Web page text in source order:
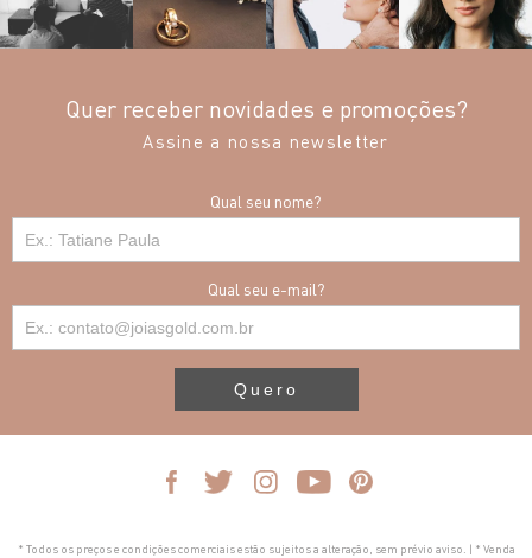
Quer receber novidades e promoções?
Assine a nossa newsletter
Qual seu nome?
Qual seu e-mail?
Quero
* Todos os preços e condições comerciais estão sujeitos a alteração, sem prévio aviso. | * Venda